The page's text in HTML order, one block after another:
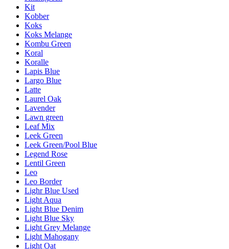
Kit
Kobber
Koks
Koks Melange
Kombu Green
Koral
Koralle
Lapis Blue
Largo Blue
Latte
Laurel Oak
Lavender
Lawn green
Leaf Mix
Leek Green
Leek Green/Pool Blue
Legend Rose
Lentil Green
Leo
Leo Border
Lighr Blue Used
Light Aqua
Light Blue Denim
Light Blue Sky
Light Grey Melange
Light Mahogany
Light Oat